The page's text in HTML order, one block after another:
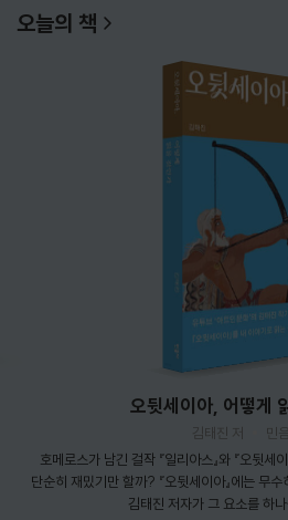
오늘의 책
오뒷세이아, 어떻게
김태진 저
민
호메로스가 남긴 걸작 『일리아스』와 『오뒷세이아』. 『오뒷세이아』가 더
단순히 재밌기만 할까? 『오뒷세이아』에는 무
김태진 저자가 그 요소를 하